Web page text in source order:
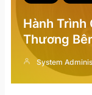
Hành Trình
Thương
System